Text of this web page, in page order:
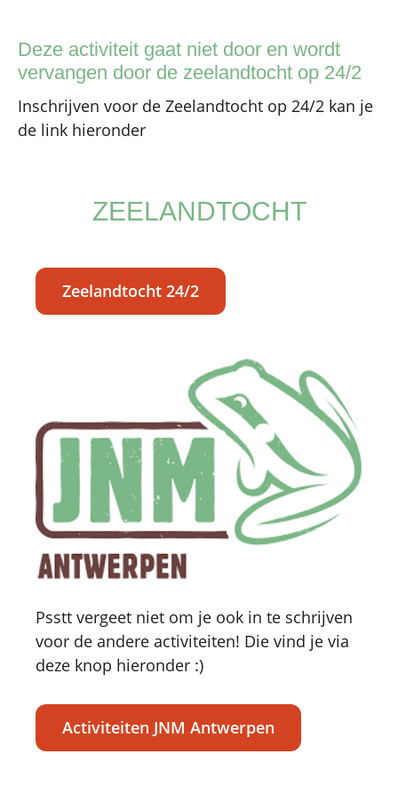
Deze activiteit gaat niet door en wordt
vervangen door de zeelandtocht op 24/2
Inschrijven voor de Zeelandtocht op 24/2 kan je
de link hieronder
ZEELANDTOCHT
Zeelandtocht 24/2
Psstt vergeet niet om je ook in te schrijven
voor de andere activiteiten! Die vind je via
deze knop hieronder :)
Activiteiten JNM Antwerpen